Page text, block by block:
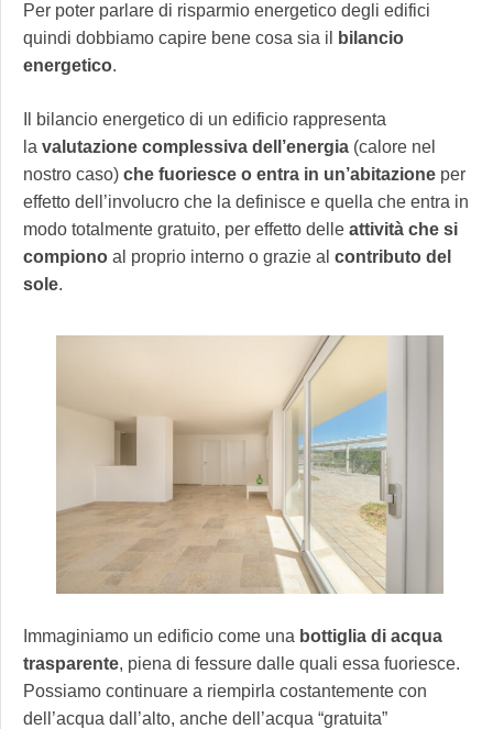
Per poter parlare di risparmio energetico degli edifici
quindi dobbiamo capire bene cosa sia il
bilancio
energetico.
Il bilancio energetico di un edificio rappresenta
la valutazione complessiva dell’energia (calore nel
nostro caso) che fuoriesce o entra in un’abitazione per
effetto dell’involucro che la definisce e quella che entra in
modo totalmente gratuito, per effetto delle attività che si
compiono al proprio interno o grazie al contributo del
sole.
Immaginiamo un edificio come una bottiglia di acqua
trasparente, piena di fessure dalle quali essa fuoriesce.
Possiamo continuare a riempirla costantemente con
dell’acqua dall’alto, anche dell’acqua “gratuita”